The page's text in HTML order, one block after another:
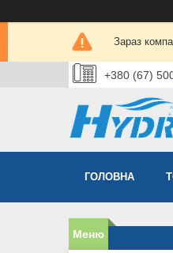
Зараз
+380 (67)
ГОЛОВНА